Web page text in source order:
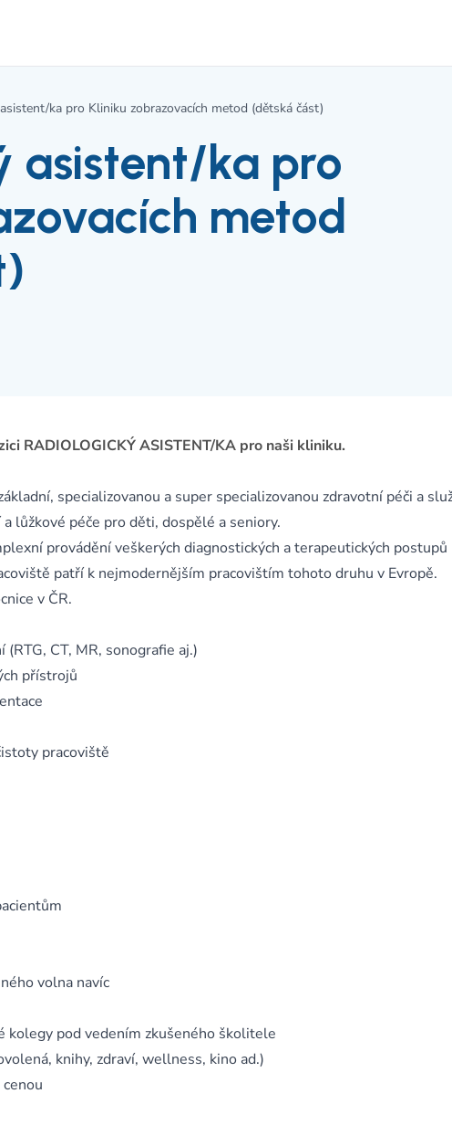
ka pro Kliniku zobrazovacích metod (dětská část)
asistent/ka pro
metod
RADIOLOGICKÝ ASISTENT/KA pro naši kliniku.
specializovanou a super specializovanou zdravotní péči a
lůžkové péče pro děti, dospělé a seniory.
provádění veškerých diagnostických a terapeutických postupů
patří k nejmodernějším pracovištím tohoto druhu v Evropě.
v ČR.
CT, MR, sonografie aj.)
přístrojů
pracoviště
volna navíc
kolegy pod vedením zkušeného školitele
knihy, zdraví, wellness, kino ad.)